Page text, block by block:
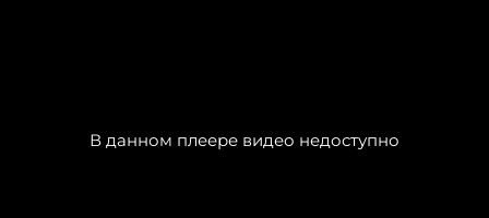
В данном плеере видео недоступно